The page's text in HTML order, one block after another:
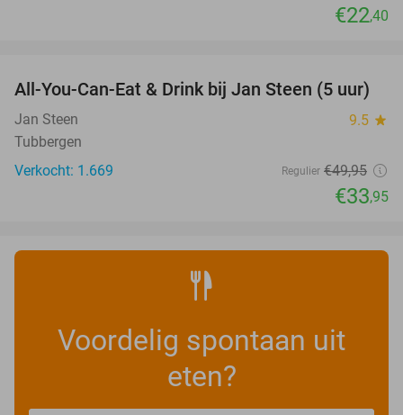
€22,40
32%
All-You-Can-Eat & Drink bij Jan Steen (5 uur)
Jan Steen 9.5 star
Tubbergen
Verkocht: 1.669
Regulier €49,95
€33,95
Voordelig spontaan uit
eten?